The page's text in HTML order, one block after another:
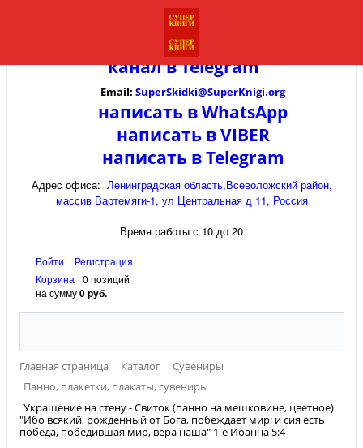
канал вTelegram
Email: SuperSkidki@SuperKnigi.org
написать в WhatsApp
написать в VIBER
написать в Telegram
Адрес офиса: Ленинградская область,Всеволожский район,
массив Вартемяги-1, ул Центральная д 11, Россия
Время работы с 10 до 20
Войти
Регистрация
Корзина
0 позиций
на сумму0 руб.
Главная страница Каталог
Сувениры
Панно, плакетки, плакаты, сувениры
Украшение на стену - Свиток (панно на мешковине, цветное)
"Ибо всякий, рожденный от Бога, побеждает мир; и сия есть
победа, победившая мир, вера наша" 1-е Иоанна 5:4